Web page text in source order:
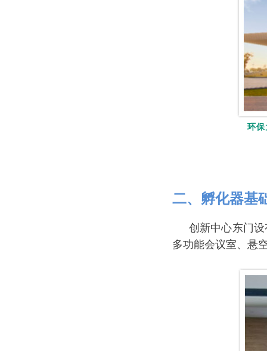
环保
二、孵化器基
创新中心东门
多功能会议室、悬